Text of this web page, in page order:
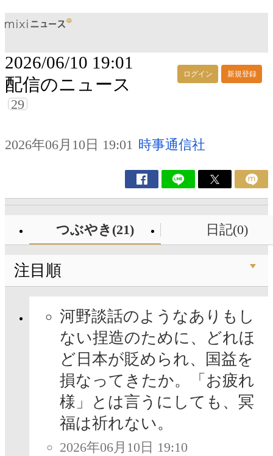
ログイン 新規登録
2026/06/10 19:01
配信のニュース
29
2026年06月10日 19:01 時事通信社
つぶやき(21) 日記(0)
注目順
河野談話のようなありもし
ない捏造のために、どれほ
ど日本が貶められ、国益を
損なってきたか。「お疲れ
様」とは言うにしても、冥
福は祈れない。
2026年06月10日 19:10